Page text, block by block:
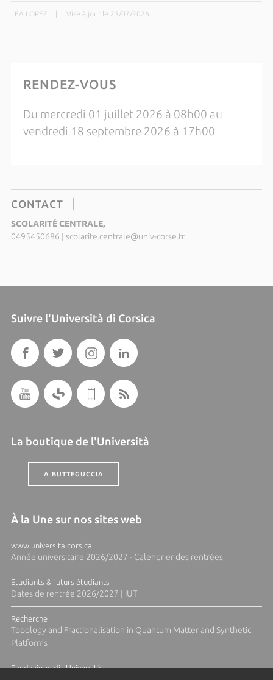
LEA LOPEZ Mise à jour le 23/07/2026
RENDEZ-VOUS
Du mercredi 01 juillet 2026 à 08h00 au
vendredi 18 septembre 2026 à 17h00
CONTACT
SCOLARITÉ CENTRALE,
0495450686
scolarite.centrale@univ-corse.fr
Suivre l'Università di Corsica
La boutique de l'Università
A BUTTEGUCCIA
À la Une sur nos sites web
www.universita.corsica
Année universitaire 2026/2027 - Calendrier des rentrées
Etudiants & futurs étudiants
Dates de rentrée 2026/2027 | IUT
Recherche
Topology and Fractionalisation in Quantum Matter and Synthetic
Platforms
Fundazione di l'Università